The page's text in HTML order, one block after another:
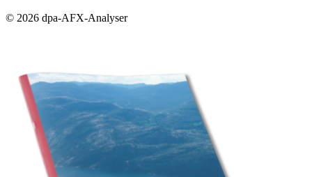
© 2026 dpa-AFX-Analyser